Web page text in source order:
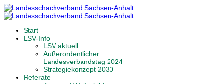
Start
LSV-Info
LSV aktuell
Außerordentlicher
Landesverbandstag 2024
Strategiekonzept 2030
Referate